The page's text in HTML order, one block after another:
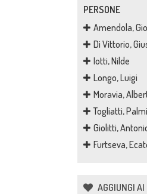
PERSONE
Amendola,
Di Vittorio,
Iotti, Nilde
Longo, Luigi
Moravia,
Togliatti,
Giolitti,
Furtseva,
AGGIUNGI